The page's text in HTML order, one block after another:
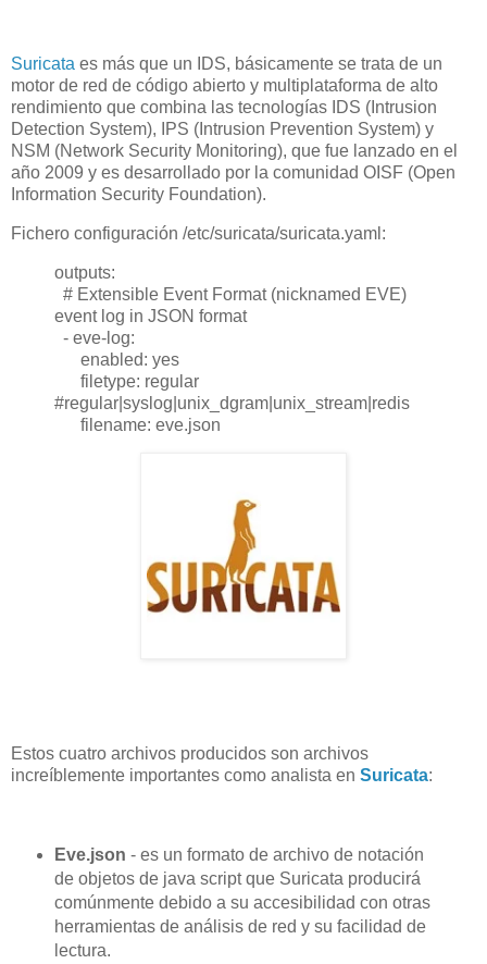
Suricata es más que un IDS, básicamente se trata de un
motor de red de código abierto y multiplataforma de alto
rendimiento que combina las tecnologías IDS (Intrusion
Detection System), IPS (Intrusion Prevention System) y
NSM (Network Security Monitoring), que fue lanzado en el
año 2009 y es desarrollado por la comunidad OISF (Open
Information Security Foundation).
Fichero configuración /etc/suricata/suricata.yaml:
outputs:
# Extensible Event Format (nicknamed EVE)
event log in JSON format
- eve-log:
enabled: yes
filetype: regular
#regular|syslog|unix_dgram|unix_stream|redis
filename: eve.json
Estos cuatro archivos producidos son archivos
increíblemente importantes como analista en Suricata:
Eve.json - es un formato de archivo de notación
de objetos de java script que Suricata producirá
comúnmente debido a su accesibilidad con otras
herramientas de análisis de red y su facilidad de
lectura.